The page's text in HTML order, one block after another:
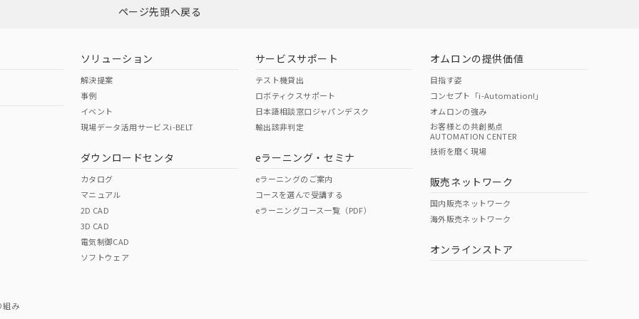
（日本
（アメリカ
この製品の規格認証/適合状況ページへ
その他の認証はこちらのページからご検索ください
ページ先頭へ戻る
組み
ソリューション
解決提案
事例
イベント
現場データ活用サービスi-BELT
ダウンロードセンタ
カタログ
マニュアル
2D CAD
3D CAD
電気制御CAD
ソフトウェア
サービスサポート
テスト機貸出
ロボティクスサポート
日本語相談窓口ジャパンデスク
輸出該非判定
eラーニング・セミナ
eラーニングのご案内
コースを選んで受講する
eラーニングコース一覧（PDF）
オムロンの提供価値
目指す姿
コンセプト「i-Automation!」
オムロンの強み
お客様との共創拠点
AUTOMATION CENTER
技術を磨く現場
販売ネットワーク
国内販売ネットワーク
海外販売ネットワーク
オンラインストア